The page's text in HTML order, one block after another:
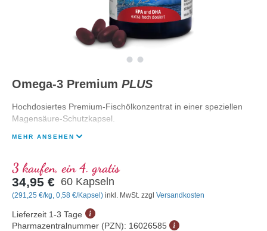
Omega-3 Premium PLUS
Hochdosiertes Premium-Fischölkonzentrat in einer speziellen
Magensäure-Schutzkapsel.
MEHR ANSEHEN
3 kaufen, ein 4. gratis
34,95 € 60 Kapseln
(291,25 €/kg, 0,58 €/Kapsel) inkl. MwSt. zzgl Versandkosten
Lieferzeit 1-3 Tage
Pharmazentralnummer (PZN): 16026585